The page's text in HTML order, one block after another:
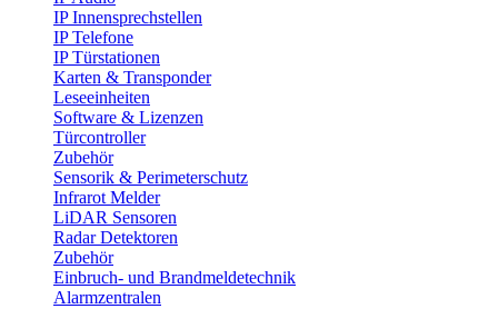
IP Innensprechstellen
IP Telefone
IP Türstationen
Karten & Transponder
Leseeinheiten
Software & Lizenzen
Türcontroller
Zubehör
Sensorik & Perimeterschutz
Infrarot Melder
LiDAR Sensoren
Radar Detektoren
Zubehör
Einbruch- und Brandmeldetechnik
Alarmzentralen